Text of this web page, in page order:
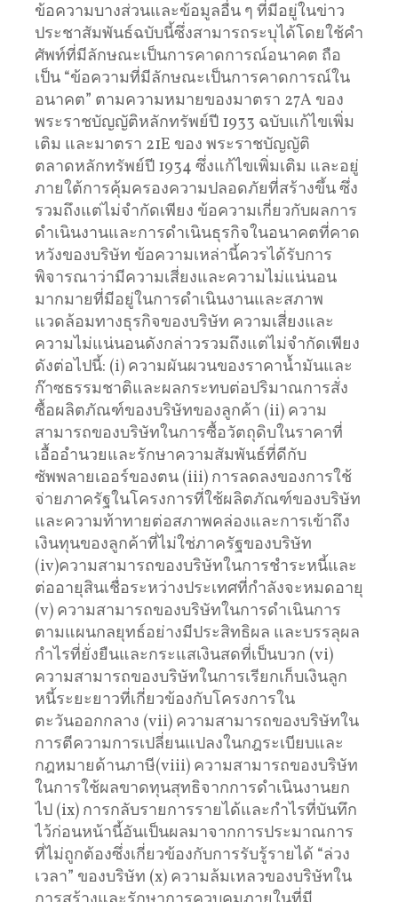
ข้อความบางส่วนและข้อมูลอื่น ๆ ที่มีอยู่ในข่าว
ประชาสัมพันธ์ฉบับนี้ซึ่งสามารถระบุได้โดยใช้คำ
ศัพท์ที่มีลักษณะเป็นการคาดการณ์อนาคต ถือ
เป็น “ข้อความที่มีลักษณะเป็นการคาดการณ์ใน
อนาคต” ตามความหมายของมาตรา 27A ของ
พระราชบัญญัติหลักทรัพย์ปี 1933 ฉบับแก้ไขเพิ่ม
เติม และมาตรา 21E ของ พระราชบัญญัติ
ตลาดหลักทรัพย์ปี 1934 ซึ่งแก้ไขเพิ่มเติม และอยู่
ภายใต้การคุ้มครองความปลอดภัยที่สร้างขึ้น ซึ่ง
รวมถึงแต่ไม่จำกัดเพียง ข้อความเกี่ยวกับผลการ
ดำเนินงานและการดำเนินธุรกิจในอนาคตที่คาด
หวังของบริษัท ข้อความเหล่านี้ควรได้รับการ
พิจารณาว่ามีความเสี่ยงและความไม่แน่นอน
มากมายที่มีอยู่ในการดำเนินงานและสภาพ
แวดล้อมทางธุรกิจของบริษัท ความเสี่ยงและ
ความไม่แน่นอนดังกล่าวรวมถึงแต่ไม่จำกัดเพียง
ดังต่อไปนี้: (i) ความผันผวนของราคาน้ำมันและ
ก๊าซธรรมชาติและผลกระทบต่อปริมาณการสั่ง
ซื้อผลิตภัณฑ์ของบริษัทของลูกค้า (ii) ความ
สามารถของบริษัทในการซื้อวัตถุดิบในราคาที่
เอื้ออำนวยและรักษาความสัมพันธ์ที่ดีกับ
ซัพพลายเออร์ของตน (iii) การลดลงของการใช้
จ่ายภาครัฐในโครงการที่ใช้ผลิตภัณฑ์ของบริษัท
และความท้าทายต่อสภาพคล่องและการเข้าถึง
เงินทุนของลูกค้าที่ไม่ใช่ภาครัฐของบริษัท
(iv)ความสามารถของบริษัทในการชำระหนี้และ
ต่ออายุสินเชื่อระหว่างประเทศที่กำลังจะหมดอายุ
(v) ความสามารถของบริษัทในการดำเนินการ
ตามแผนกลยุทธ์อย่างมีประสิทธิผล และบรรลุผล
กำไรที่ยั่งยืนและกระแสเงินสดที่เป็นบวก (vi)
ความสามารถของบริษัทในการเรียกเก็บเงินลูก
หนี้ระยะยาวที่เกี่ยวข้องกับโครงการใน
ตะวันออกกลาง (vii) ความสามารถของบริษัทใน
การตีความการเปลี่ยนแปลงในกฎระเบียบและ
กฎหมายด้านภาษี(viii) ความสามารถของบริษัท
ในการใช้ผลขาดทุนสุทธิจากการดำเนินงานยก
ไป (ix) การกลับรายการรายได้และกำไรที่บันทึก
ไว้ก่อนหน้านี้อันเป็นผลมาจากการประมาณการ
ที่ไม่ถูกต้องซึ่งเกี่ยวข้องกับการรับรู้รายได้ “ล่วง
เวลา” ของบริษัท (x) ความล้มเหลวของบริษัทใน